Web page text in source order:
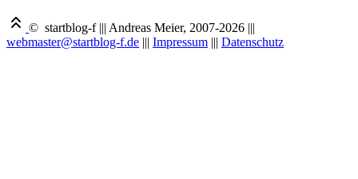
© startblog-f ||| Andreas Meier, 2007-2026 |||
webmaster@startblog-f.de ||| Impressum ||| Datenschutz